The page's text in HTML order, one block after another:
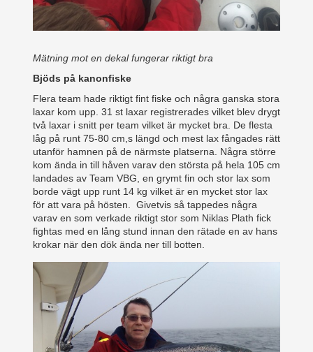
Mätning mot en dekal fungerar riktigt bra
Bjöds på kanonfiske
Flera team hade riktigt fint fiske och några ganska stora
laxar kom upp. 31 st laxar registrerades vilket blev drygt
två laxar i snitt per team vilket är mycket bra. De flesta
låg på runt 75-80 cm,s längd och mest lax fångades rätt
utanför hamnen på de närmste platserna. Några större
kom ända in till håven varav den största på hela 105 cm
landades av Team VBG, en grymt fin och stor lax som
borde vägt upp runt 14 kg vilket är en mycket stor lax
för att vara på hösten. Givetvis så tappedes några
varav en som verkade riktigt stor som Niklas Plath fick
fightas med en lång stund innan den rätade en av hans
krokar när den dök ända ner till botten.